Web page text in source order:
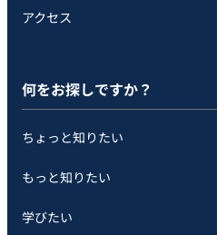
アクセス
何をお探しですか？
ちょっと知りたい
もっと知りたい
学びたい